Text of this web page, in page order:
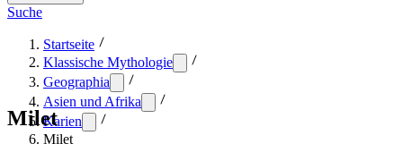
Suche
Startseite
Klassische Mythologie
Geographia
Asien und Afrika
Karien
Milet
Milet